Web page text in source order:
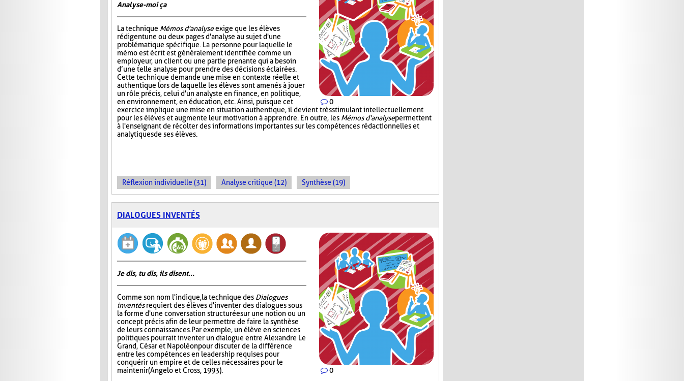
0
Analyse-moi ça
La technique Mémos d'analyseexige que les élèves
rédigent une ou deux pages d'analyse au sujet d'une
problématique spécifique. La personne pour laquelle le
mémo est écrit est généralement identifiée comme un
employeur, un client ou une partie prenante qui a besoin
d’une telle analyse pour prendre des décisions éclairées.
Cette technique demande une mise en contexte réelle et
authentique lors de laquelle les élèves sont amenés à jouer
un rôle précis, celui d'un analyste en finance, en politique,
en environnement, en éducation, etc. Ainsi, puisque cet
exercice implique une mise en situation authentique, il devient très stimulant intellectuellement
pour les élèves et augmente leur motivation à apprendre. En outre, les Mémos d'analysepermettent
à l'enseignant de récolter des informations importantes sur les compétences rédactionnelles et
analytiques de ses élèves.
Réflexion individuelle (31) Analyse critique (12) Synthèse (19)
DIALOGUES INVENTÉS
0
Je dis, tu dis, ils disent...
Comme son nom l'indique, la technique des Dialogues
inventésrequiert des élèves d'inventer des dialogues sous
la forme d'une conversation structurée sur une notion ou un
concept précis afin de leur permettre de faire la synthèse
de leurs connaissances. Par exemple, un élève en sciences
politiques pourrait inventer un dialogue entre Alexandre Le
Grand, César et Napoléon pour discuter de la différence
entre les compétences en leadership requises pour
conquérir un empire et de celles nécessaires pour le
maintenir (Angelo et Cross, 1993).